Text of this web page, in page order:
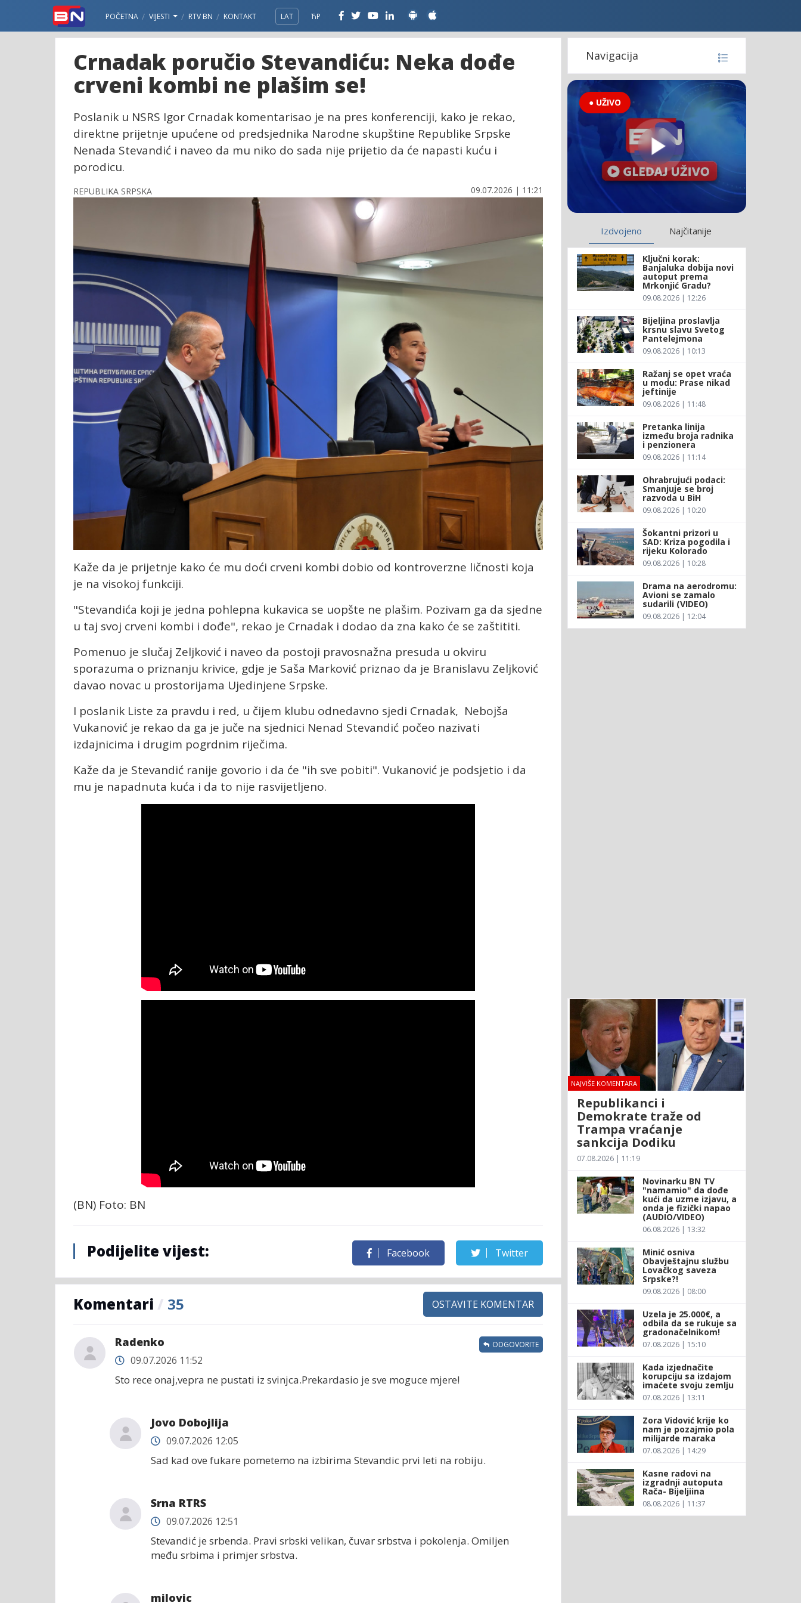
POČETNA VIJESTI RTV BN KONTAKT LAT ЋР
Crnadak poručio Stevandiću: Neka dođe
crveni kombi ne plašim se!
Poslanik u NSRS Igor Crnadak komentarisao je na pres konferenciji, kako je rekao,
direktne prijetnje upućene od predsjednika Narodne skupštine Republike Srpske
Nenada Stevandić i naveo da mu niko do sada nije prijetio da će napasti kuću i
porodicu.
REPUBLIKA SRPSKA 09.07.2026 | 11:21
Kaže da je prijetnje kako će mu doći crveni kombi dobio od kontroverzne ličnosti koja
je na visokoj funkciji.
"Stevandića koji je jedna pohlepna kukavica se uopšte ne plašim. Pozivam ga da sjedne
u taj svoj crveni kombi i dođe", rekao je Crnadak i dodao da zna kako će se zaštititi.
Pomenuo je slučaj Zeljković i naveo da postoji pravosnažna presuda u okviru
sporazuma o priznanju krivice, gdje je Saša Marković priznao da je Branislavu Zeljković
davao novac u prostorijama Ujedinjene Srpske.
I poslanik Liste za pravdu i red, u čijem klubu odnedavno sjedi Crnadak, Nebojša
Vukanović je rekao da ga je juče na sjednici Nenad Stevandić počeo nazivati
izdajnicima i drugim pogrdnim riječima.
Kaže da je Stevandić ranije govorio i da će "ih sve pobiti". Vukanović je podsjetio i da
mu je napadnuta kuća i da to nije rasvijetljeno.
(BN) Foto: BN
Podijelite vijest: Facebook Twitter
Komentari / 35 OSTAVITE KOMENTAR
Radenko
09.07.2026 11:52
Sto rece onaj,vepra ne pustati iz svinjca.Prekardasio je sve moguce mjere!
ODGOVORITE
Jovo Dobojlija
09.07.2026 12:05
Sad kad ove fukare pometemo na izbirima Stevandic prvi leti na robiju.
Srna RTRS
09.07.2026 12:51
Stevandić je srbenda. Pravi srbski velikan, čuvar srbstva i pokolenja. Omiljen
među srbima i primjer srbstva.
milovic
Navigacija
● UŽIVO
Izdvojeno Najčitanije
Ključni korak:
Banjaluka dobija novi
autoput prema
Mrkonjić Gradu?
09.08.2026 | 12:26
Bijeljina proslavlja
krsnu slavu Svetog
Pantelejmona
09.08.2026 | 10:13
Ražanj se opet vraća
u modu: Prase nikad
jeftinije
09.08.2026 | 11:48
Pretanka linija
između broja radnika
i penzionera
09.08.2026 | 11:14
Ohrabrujući podaci:
Smanjuje se broj
razvoda u BiH
09.08.2026 | 10:20
Šokantni prizori u
SAD: Kriza pogodila i
rijeku Kolorado
09.08.2026 | 10:28
Drama na aerodromu:
Avioni se zamalo
sudarili (VIDEO)
09.08.2026 | 12:04
NAJVIŠE KOMENTARA
Republikanci i
Demokrate traže od
Trampa vraćanje
sankcija Dodiku
07.08.2026 | 11:19
Novinarku BN TV
"namamio" da dođe
kući da uzme izjavu, a
onda je fizički napao
(AUDIO/VIDEO)
06.08.2026 | 13:32
Minić osniva
Obavještajnu službu
Lovačkog saveza
Srpske?!
09.08.2026 | 08:00
Uzela je 25.000€, a
odbila da se rukuje sa
gradonačelnikom!
07.08.2026 | 15:10
Kada izjednačite
korupciju sa izdajom
imaćete svoju zemlju
07.08.2026 | 13:11
Zora Vidović krije ko
nam je pozajmio pola
milijarde maraka
07.08.2026 | 14:29
Kasne radovi na
izgradnji autoputa
Rača- Bijeljiina
08.08.2026 | 11:37